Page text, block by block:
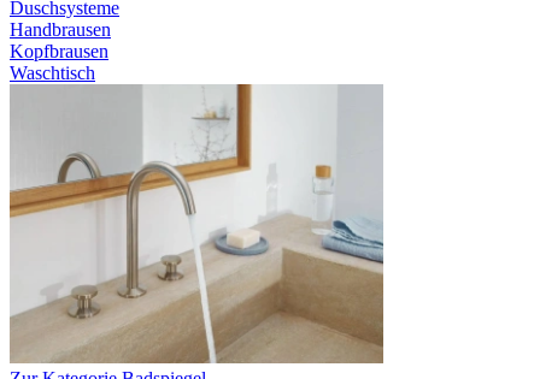
Duschsysteme
Handbrausen
Kopfbrausen
Waschtisch